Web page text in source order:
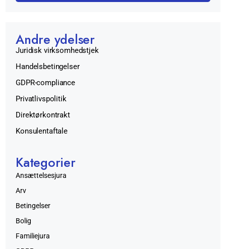
Andre ydelser
Juridisk virksomhedstjek
Handelsbetingelser
GDPR-compliance
Privatlivspolitik
Direktørkontrakt
Konsulentaftale
Kategorier
Ansættelsesjura
Arv
Betingelser
Bolig
Familiejura